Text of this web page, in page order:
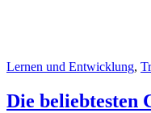
Lernen und Entwicklung,
Die beliebtesten